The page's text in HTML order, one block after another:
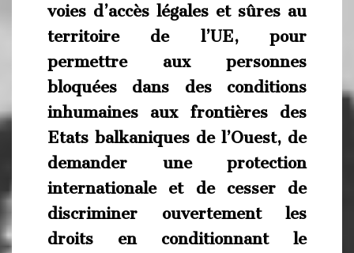
voies d’accès légales et sûres au
territoire de l’UE, pour
permettre aux personnes
bloquées dans des conditions
inhumaines aux frontières des
Etats balkaniques de l’Ouest, de
demander une protection
internationale et de cesser de
discriminer ouvertement les
droits en conditionnant le